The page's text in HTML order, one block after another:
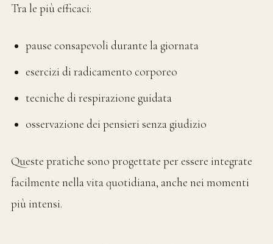
Tra le più efficaci:
pause consapevoli durante la giornata
esercizi di radicamento corporeo
tecniche di respirazione guidata
osservazione dei pensieri senza giudizio
Queste pratiche sono progettate per essere integrate
facilmente nella vita quotidiana, anche nei momenti
più intensi.